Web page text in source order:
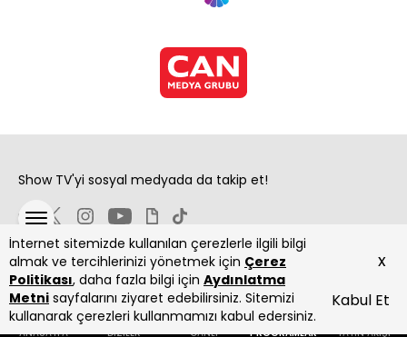
ANASAYFA DİZİLER CANLI PROGRAMLAR YAYIN AKIŞI
İnternet sitemizde kullanılan çerezlerle ilgili bilgi
almak ve tercihlerinizi yönetmek için Çerez
Politikası, daha fazla bilgi için Aydınlatma
Metni sayfalarını ziyaret edebilirsiniz. Sitemizi
kullanarak çerezleri kullanmamızı kabul edersiniz.
Kabul Et
x
Show TV'yi sosyal medyada da takip et!
Copyright 2026 Show Televizyon Yayıncılık A.Ş.